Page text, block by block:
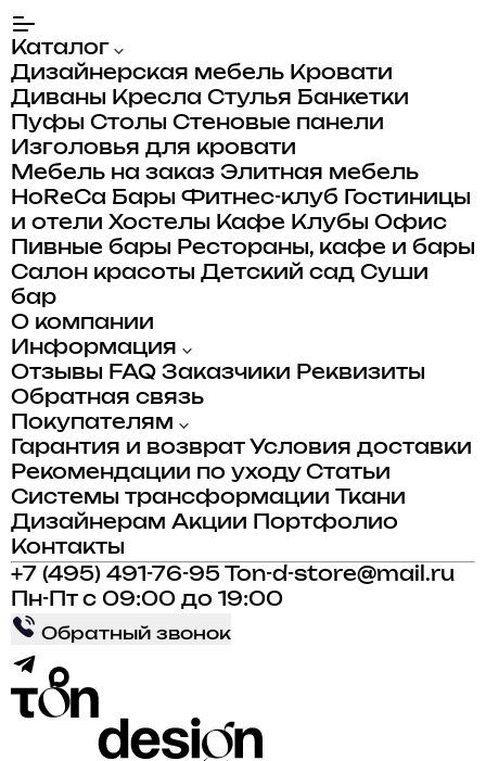
Каталог
Дизайнерская мебель Кровати
Диваны Кресла Стулья Банкетки
Пуфы Столы Стеновые панели
Изголовья для кровати
Мебель на заказ Элитная мебель
HoReCa Бары Фитнес-клуб
Гостиницы
и отели Хостелы Кафе Клубы Офис
Пивные бары Рестораны, кафе и бары
Салон красоты Детский сад Суши
бар
О компании
Информация
Отзывы FAQ Заказчики Реквизиты
Обратная связь
Покупателям
Гарантия и возврат Условия доставки
Рекомендации по уходу Статьи
Системы трансформации
Ткани
Дизайнерам Акции
Портфолио
Контакты
+7 (495) 491-76-95
Ton-d-store@mail.ru
Пн-Пт с 09:00 до 19:00
Обратный звонок